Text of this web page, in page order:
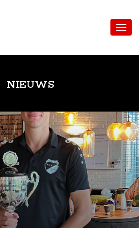
NIEUWS